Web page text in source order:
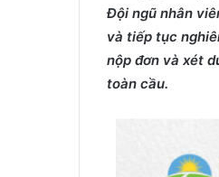
Đội ngũ nhân
và tiếp tục
nộp đơn và xét
toàn cầu.